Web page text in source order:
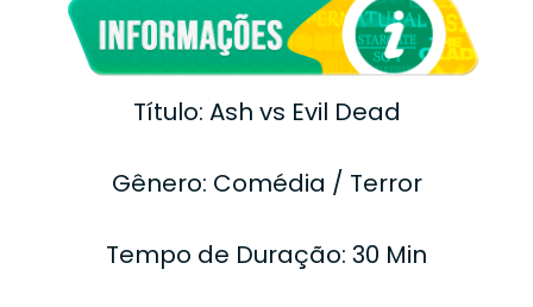
Título: Ash vs Evil Dead
Gênero: Comédia / Terror
Tempo de Duração: 30 Min